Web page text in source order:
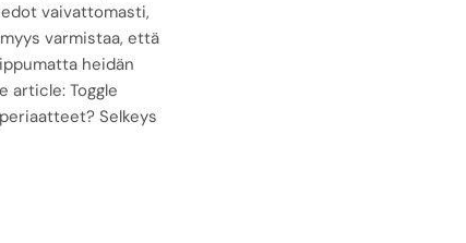
vaivattomasti,
varmistaa, että
heidän
article: Toggle
Selkeys